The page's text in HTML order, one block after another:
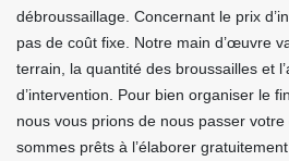
débroussaillage. Concernant le prix
pas de coût fixe. Notre main d’œuvre
terrain, la quantité des broussailles et
d’intervention. Pour bien organiser le
nous vous prions de nous passer
sommes prêts à l’élaborer